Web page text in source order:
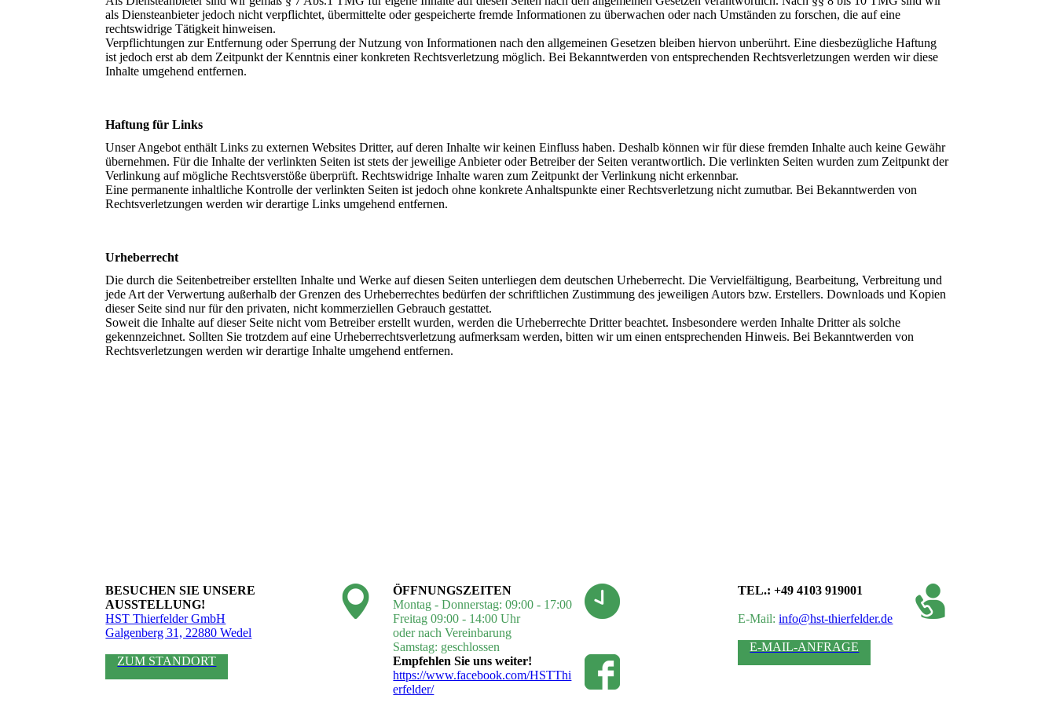
als Diensteanbieter jedoch nicht verpflichtet, übermittelte oder gespeicherte fremde Informationen zu überwachen oder nach Umständen zu forschen, die auf eine
rechtswidrige Tätigkeit hinweisen.
Verpflichtungen zur Entfernung oder Sperrung der Nutzung von Informationen nach den allgemeinen Gesetzen bleiben hiervon unberührt. Eine diesbezügliche Haftung
ist jedoch erst ab dem Zeitpunkt der Kenntnis einer konkreten Rechtsverletzung möglich. Bei Bekanntwerden von entsprechenden Rechtsverletzungen werden wir diese
Inhalte umgehend entfernen.
Haftung für Links
Unser Angebot enthält Links zu externen Websites Dritter, auf deren Inhalte wir keinen Einfluss haben. Deshalb können wir für diese fremden Inhalte auch keine Gewähr
übernehmen. Für die Inhalte der verlinkten Seiten ist stets der jeweilige Anbieter oder Betreiber der Seiten verantwortlich. Die verlinkten Seiten wurden zum Zeitpunkt der
Verlinkung auf mögliche Rechtsverstöße überprüft. Rechtswidrige Inhalte waren zum Zeitpunkt der Verlinkung nicht erkennbar.
Eine permanente inhaltliche Kontrolle der verlinkten Seiten ist jedoch ohne konkrete Anhaltspunkte einer Rechtsverletzung nicht zumutbar. Bei Bekanntwerden von
Rechtsverletzungen werden wir derartige Links umgehend entfernen.
Urheberrecht
Die durch die Seitenbetreiber erstellten Inhalte und Werke auf diesen Seiten unterliegen dem deutschen Urheberrecht. Die Vervielfältigung, Bearbeitung, Verbreitung und
jede Art der Verwertung außerhalb der Grenzen des Urheberrechtes bedürfen der schriftlichen Zustimmung des jeweiligen Autors bzw. Erstellers. Downloads und Kopien
dieser Seite sind nur für den privaten, nicht kommerziellen Gebrauch gestattet.
Soweit die Inhalte auf dieser Seite nicht vom Betreiber erstellt wurden, werden die Urheberrechte Dritter beachtet. Insbesondere werden Inhalte Dritter als solche
gekennzeichnet. Sollten Sie trotzdem auf eine Urheberrechtsverletzung aufmerksam werden, bitten wir um einen entsprechenden Hinweis. Bei Bekanntwerden von
Rechtsverletzungen werden wir derartige Inhalte umgehend entfernen.
BESUCHEN SIE UNSERE
AUSSTELLUNG!
HST Thierfelder GmbH
Galgenberg 31, 22880 Wedel
ZUM STANDORT
ÖFFNUNGSZEITEN
Montag - Donnerstag: 09:00 - 17:00
Freitag 09:00 - 14:00 Uhr
oder nach Vereinbarung
Samstag: geschlossen
Empfehlen Sie uns weiter!
https://www.facebook.com/HSTThi
erfelder/
TEL.: +49 4103 919001
E-Mail:info@hst-thierfelder.de
E-MAIL-ANFRAGE